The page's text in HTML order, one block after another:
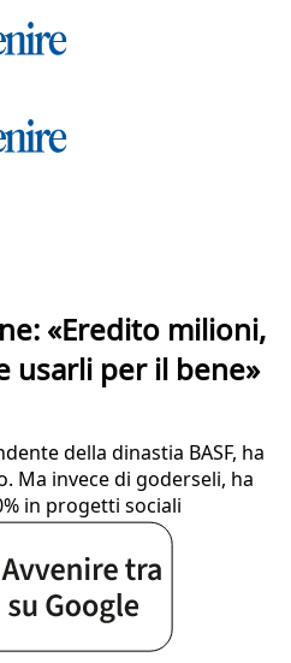
«Eredito milioni,
usarli per il bene»
della dinastia BASF, ha
Ma invece di goderseli, ha
in progetti sociali